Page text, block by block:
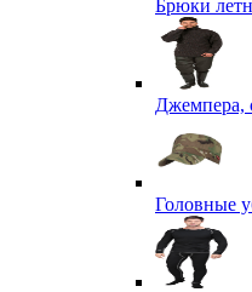
Брюки
Джемпера,
Головные